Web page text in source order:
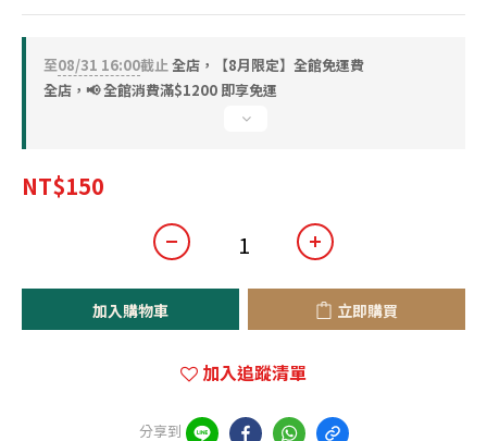
至08/31 16:00截止全店，【8月限定】全館免運費
全店，📢 全館消費滿$1200 即享免運
NT$150
加入購物車 立即購買
加入追蹤清單
分享到